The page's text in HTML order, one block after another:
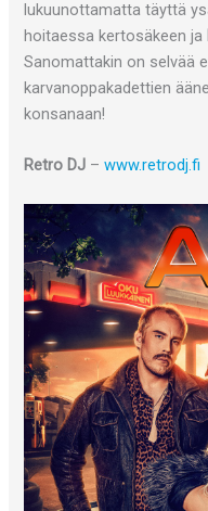
lukuunottamatta täyttä
hoitaessa kertosäkeen ja
Sanomattakin on selvää
karvanoppakadettien
konsanaan!
Retro DJ –www.retrodj.fi